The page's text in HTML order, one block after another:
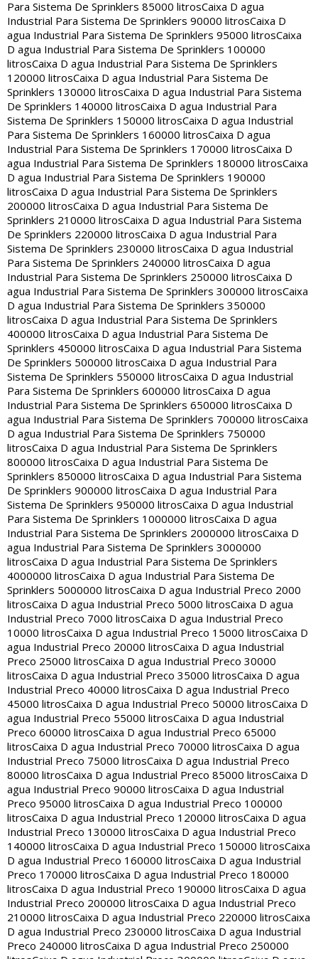
Para Sistema De Sprinklers 85000 litrosCaixa D agua
Industrial Para Sistema De Sprinklers 90000 litrosCaixa D
agua Industrial Para Sistema De Sprinklers 95000 litrosCaixa
D agua Industrial Para Sistema De Sprinklers 100000
litrosCaixa D agua Industrial Para Sistema De Sprinklers
120000 litrosCaixa D agua Industrial Para Sistema De
Sprinklers 130000 litrosCaixa D agua Industrial Para Sistema
De Sprinklers 140000 litrosCaixa D agua Industrial Para
Sistema De Sprinklers 150000 litrosCaixa D agua Industrial
Para Sistema De Sprinklers 160000 litrosCaixa D agua
Industrial Para Sistema De Sprinklers 170000 litrosCaixa D
agua Industrial Para Sistema De Sprinklers 180000 litrosCaixa
D agua Industrial Para Sistema De Sprinklers 190000
litrosCaixa D agua Industrial Para Sistema De Sprinklers
200000 litrosCaixa D agua Industrial Para Sistema De
Sprinklers 210000 litrosCaixa D agua Industrial Para Sistema
De Sprinklers 220000 litrosCaixa D agua Industrial Para
Sistema De Sprinklers 230000 litrosCaixa D agua Industrial
Para Sistema De Sprinklers 240000 litrosCaixa D agua
Industrial Para Sistema De Sprinklers 250000 litrosCaixa D
agua Industrial Para Sistema De Sprinklers 300000 litrosCaixa
D agua Industrial Para Sistema De Sprinklers 350000
litrosCaixa D agua Industrial Para Sistema De Sprinklers
400000 litrosCaixa D agua Industrial Para Sistema De
Sprinklers 450000 litrosCaixa D agua Industrial Para Sistema
De Sprinklers 500000 litrosCaixa D agua Industrial Para
Sistema De Sprinklers 550000 litrosCaixa D agua Industrial
Para Sistema De Sprinklers 600000 litrosCaixa D agua
Industrial Para Sistema De Sprinklers 650000 litrosCaixa D
agua Industrial Para Sistema De Sprinklers 700000 litrosCaixa
D agua Industrial Para Sistema De Sprinklers 750000
litrosCaixa D agua Industrial Para Sistema De Sprinklers
800000 litrosCaixa D agua Industrial Para Sistema De
Sprinklers 850000 litrosCaixa D agua Industrial Para Sistema
De Sprinklers 900000 litrosCaixa D agua Industrial Para
Sistema De Sprinklers 950000 litrosCaixa D agua Industrial
Para Sistema De Sprinklers 1000000 litrosCaixa D agua
Industrial Para Sistema De Sprinklers 2000000 litrosCaixa D
agua Industrial Para Sistema De Sprinklers 3000000
litrosCaixa D agua Industrial Para Sistema De Sprinklers
4000000 litrosCaixa D agua Industrial Para Sistema De
Sprinklers 5000000 litrosCaixa D agua Industrial Preco 2000
litrosCaixa D agua Industrial Preco 5000 litrosCaixa D agua
Industrial Preco 7000 litrosCaixa D agua Industrial Preco
10000 litrosCaixa D agua Industrial Preco 15000 litrosCaixa D
agua Industrial Preco 20000 litrosCaixa D agua Industrial
Preco 25000 litrosCaixa D agua Industrial Preco 30000
litrosCaixa D agua Industrial Preco 35000 litrosCaixa D agua
Industrial Preco 40000 litrosCaixa D agua Industrial Preco
45000 litrosCaixa D agua Industrial Preco 50000 litrosCaixa D
agua Industrial Preco 55000 litrosCaixa D agua Industrial
Preco 60000 litrosCaixa D agua Industrial Preco 65000
litrosCaixa D agua Industrial Preco 70000 litrosCaixa D agua
Industrial Preco 75000 litrosCaixa D agua Industrial Preco
80000 litrosCaixa D agua Industrial Preco 85000 litrosCaixa D
agua Industrial Preco 90000 litrosCaixa D agua Industrial
Preco 95000 litrosCaixa D agua Industrial Preco 100000
litrosCaixa D agua Industrial Preco 120000 litrosCaixa D agua
Industrial Preco 130000 litrosCaixa D agua Industrial Preco
140000 litrosCaixa D agua Industrial Preco 150000 litrosCaixa
D agua Industrial Preco 160000 litrosCaixa D agua Industrial
Preco 170000 litrosCaixa D agua Industrial Preco 180000
litrosCaixa D agua Industrial Preco 190000 litrosCaixa D agua
Industrial Preco 200000 litrosCaixa D agua Industrial Preco
210000 litrosCaixa D agua Industrial Preco 220000 litrosCaixa
D agua Industrial Preco 230000 litrosCaixa D agua Industrial
Preco 240000 litrosCaixa D agua Industrial Preco 250000